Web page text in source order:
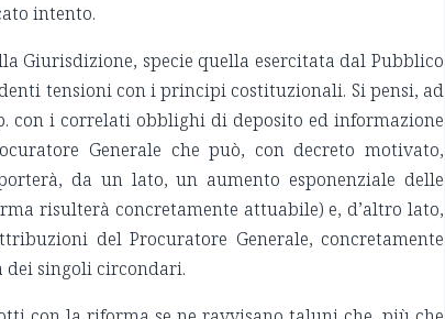
intento.
Giurisdizione, specie quella esercitata dal Pubblico
tensioni con i principi costituzionali. Si pensi, ad
con i correlati obblighi di deposito ed informazione
Generale che può, con decreto motivato,
da un lato, un aumento esponenziale delle
risulterà concretamente attuabile) e, d’altro lato,
del Procuratore Generale, concretamente
dei singoli circondari.